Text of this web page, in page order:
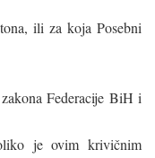
ili za koja Posebni
Federacije BiH i
je ovim krivičnim